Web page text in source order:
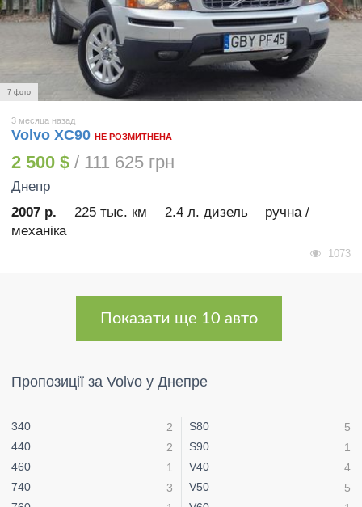
7 фото
3 месяца назад
Volvo XC90 НЕ РОЗМИТНЕНА
2 500 $ / 111 625 грн
Днепр
2007 р.
225 тыс. км 2.4 л. дизель
ручна /
механіка
1073
Показати ще 10 авто
Пропозиції за Volvo у Днепре
340
2
440
2
460
1
740
3
S80
5
S90
1
V40
4
V50
5